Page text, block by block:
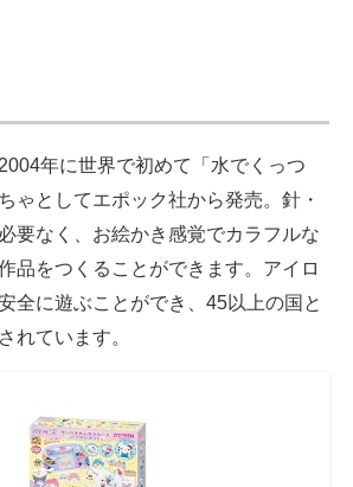
年に世界で初めて「水でくっつ
ゃとしてエポック社から発売。針・
要なく、お絵かき感覚でカラフルな
品をつくることができます。アイロ
全に遊ぶことができ、45以上の国と
れています。